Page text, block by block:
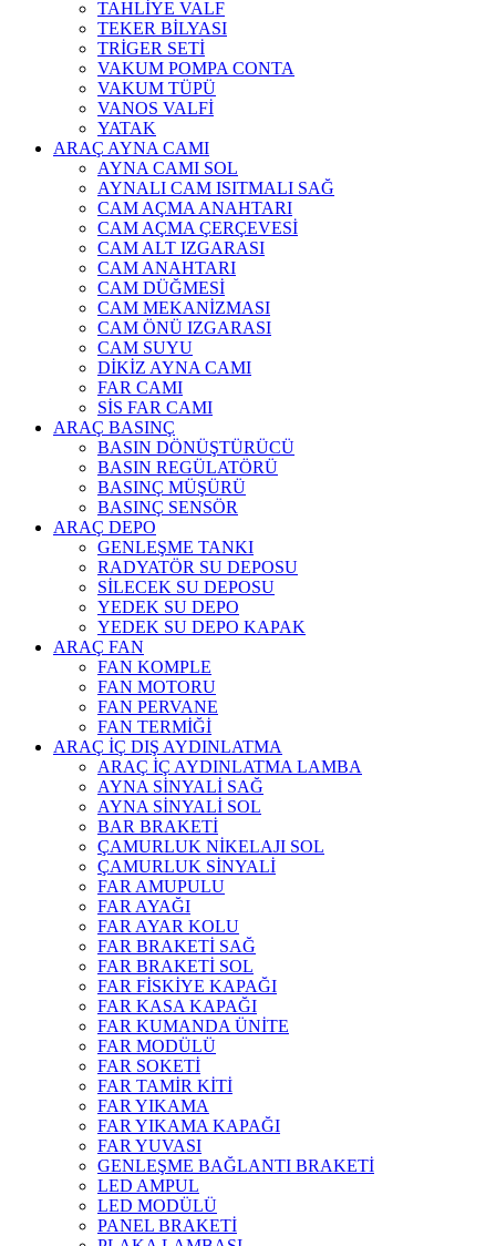
TAHLİYE VALF
TEKER BİLYASI
TRİGER SETİ
VAKUM POMPA CONTA
VAKUM TÜPÜ
VANOS VALFİ
YATAK
ARAÇ AYNA CAMI
AYNA CAMI SOL
AYNALI CAM ISITMALI SAĞ
CAM AÇMA ANAHTARI
CAM AÇMA ÇERÇEVESİ
CAM ALT IZGARASI
CAM ANAHTARI
CAM DÜĞMESİ
CAM MEKANİZMASI
CAM ÖNÜ IZGARASI
CAM SUYU
DİKİZ AYNA CAMI
FAR CAMI
SİS FAR CAMI
ARAÇ BASINÇ
BASIN DÖNÜŞTÜRÜCÜ
BASIN REGÜLATÖRÜ
BASINÇ MÜŞÜRÜ
BASINÇ SENSÖR
ARAÇ DEPO
GENLEŞME TANKI
RADYATÖR SU DEPOSU
SİLECEK SU DEPOSU
YEDEK SU DEPO
YEDEK SU DEPO KAPAK
ARAÇ FAN
FAN KOMPLE
FAN MOTORU
FAN PERVANE
FAN TERMİĞİ
ARAÇ İÇ DIŞ AYDINLATMA
ARAÇ İÇ AYDINLATMA LAMBA
AYNA SİNYALİ SAĞ
AYNA SİNYALİ SOL
BAR BRAKETİ
ÇAMURLUK NİKELAJI SOL
ÇAMURLUK SİNYALİ
FAR AMUPULU
FAR AYAĞI
FAR AYAR KOLU
FAR BRAKETİ SAĞ
FAR BRAKETİ SOL
FAR FİSKİYE KAPAĞI
FAR KASA KAPAĞI
FAR KUMANDA ÜNİTE
FAR MODÜLÜ
FAR SOKETİ
FAR TAMİR KİTİ
FAR YIKAMA
FAR YIKAMA KAPAĞI
FAR YUVASI
GENLEŞME BAĞLANTI BRAKETİ
LED AMPUL
LED MODÜLÜ
PANEL BRAKETİ